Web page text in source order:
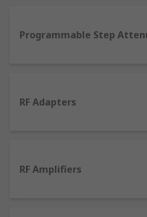
switched and variable.
to reduce the level of
and visual equipment.
Programmable Step
RF Adapters
RF Amplifiers